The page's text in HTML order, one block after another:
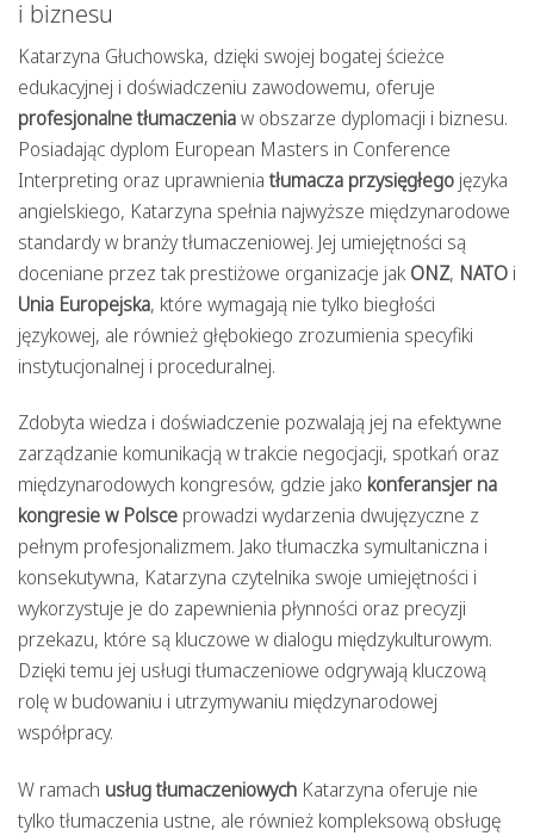
i biznesu
Katarzyna Głuchowska, dzięki swojej bogatej ścieżce
edukacyjnej i doświadczeniu zawodowemu, oferuje
profesjonalne tłumaczeniaw obszarze dyplomacji i biznesu.
Posiadając dyplom European Masters in Conference
Interpreting oraz uprawnieniatłumacza przysięgłego języka
angielskiego, Katarzyna spełnia najwyższe międzynarodowe
standardy w branży tłumaczeniowej. Jej umiejętności są
doceniane przez tak prestiżowe organizacje jak ONZ, NATO i
Unia Europejska, które wymagają nie tylko biegłości
językowej, ale również głębokiego zrozumienia specyfiki
instytucjonalnej i proceduralnej.
Zdobyta wiedza i doświadczenie pozwalają jej na efektywne
zarządzanie komunikacją w trakcie negocjacji, spotkań oraz
międzynarodowych kongresów, gdzie jako konferansjer na
kongresie w Polsce prowadzi wydarzenia dwujęzyczne z
pełnym profesjonalizmem. Jako tłumaczka symultaniczna i
konsekutywna, Katarzyna czytelnika swoje umiejętności i
wykorzystuje je do zapewnienia płynności oraz precyzji
przekazu, które są kluczowe w dialogu międzykulturowym.
Dzięki temu jej usługi tłumaczeniowe odgrywają kluczową
rolę w budowaniu i utrzymywaniu międzynarodowej
współpracy.
W ramach usług tłumaczeniowych Katarzyna oferuje nie
tylko tłumaczenia ustne, ale również kompleksową obsługę